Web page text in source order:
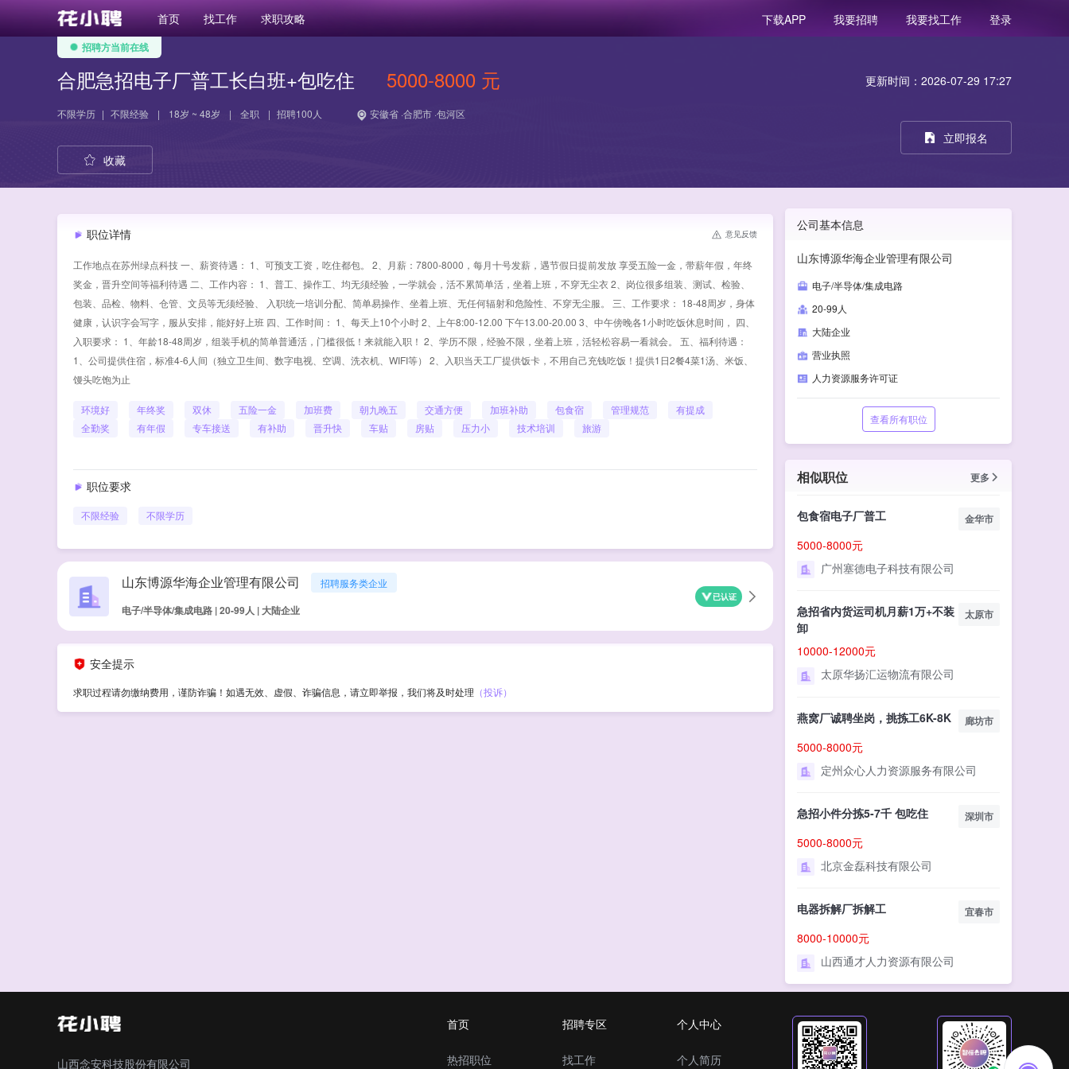
首页 找工作 求职攻略 下载APP 我要招聘 我要找工作 登录
招聘方当前在线
合肥急招电子厂普工长白班+包吃住 5000-8000 元
不限学历 | 不限经验 | 18岁 ~ 48岁 | 全职 | 招聘100人 安徽省 ·合肥市 ·包河区
收藏
职位详情 意见反馈
工作地点在苏州绿点科技 一、薪资待遇： 1、可预支工资，吃住都包。 2、月薪：7800-8000，每月十号发薪，遇节假日提前发放 享受五险一金，带薪年假，年终
奖金，晋升空间等福利待遇 二、工作内容： 1、普工、操作工、均无须经验，一学就会，活不累简单活，坐着上班，不穿无尘衣 2、岗位很多组装、测试、检验、
包装、品检、物料、仓管、文员等无须经验、 入职统一培训分配、简单易操作、坐着上班、无任何辐射和危险性、不穿无尘服。 三、工作要求： 18-48周岁，身体
健康，认识字会写字，服从安排，能好好上班 四、工作时间： 1、每天上10个小时 2、上午8:00-12.00 下午13.00-20.00 3、中午傍晚各1小时吃饭休息时间， 四、
入职要求： 1、年龄18-48周岁，组装手机的简单普通活，门槛很低！来就能入职！ 2、学历不限，经验不限，坐着上班，活轻松容易一看就会。 五、福利待遇：
1、公司提供住宿，标准4-6人间（独立卫生间、数字电视、空调、洗衣机、WIFI等） 2、入职当天工厂提供饭卡，不用自己充钱吃饭！提供1日2餐4菜1汤、米饭、
馒头吃饱为止
环境好 年终奖 双休 五险一金 加班费 朝九晚五 交通方便 加班补助 包食宿 管理规范
有提成
全勤奖
有年假 专车接送 有补助 晋升快 车贴 房贴 压力小 技术培训 旅游
职位要求
不限经验 不限学历
山东博源华海企业管理有限公司 招聘服务类企业
电子/半导体/集成电路 | 20-99人 | 大陆企业
已认证
安全提示
求职过程请勿缴纳费用，谨防诈骗！如遇无效、虚假、诈骗信息，请立即举报，我们将及时处理 （投诉）
更新时间：2026-07-29 17:27
立即报名
公司基本信息
山东博源华海企业管理有限公司
电子/半导体/集成电路
20-99人
大陆企业
营业执照
人力资源服务许可证
查看所有职位
相似职位 更多
包食宿电子厂普工 金华市
5000-8000元
广州塞德电子科技有限公司
急招省内货运司机月薪1万+不装
卸
太原市
10000-12000元
太原华扬汇运物流有限公司
燕窝厂诚聘坐岗，挑拣工6K-8K 廊坊市
5000-8000元
定州众心人力资源服务有限公司
急招小件分拣5-7千 包吃住 深圳市
5000-8000元
北京金磊科技有限公司
电器拆解厂拆解工 宜春市
8000-10000元
山西通才人力资源有限公司
山西念安科技股份有限公司
首页
热招职位
招聘专区
找工作
个人中心
个人简历